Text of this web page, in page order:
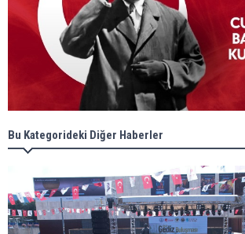
Bu Kategorideki Diğer Haberler